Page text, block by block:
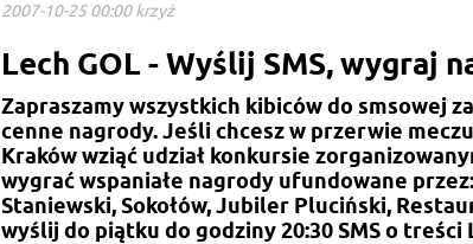
2007-10-25 00:00 krzyż
Lech GOL - Wyślij SMS, wygraj
Zapraszamy wszystkich kibiców do smsowej
cenne nagrody. Jeśli chcesz w przerwie
Kraków wziąć udział konkursie
wygrać wspaniałe nagrody ufundowane
Staniewski, Sokołów, Jubiler Pluciński,
wyślij do piątku do godziny 20:30 SMS o treści